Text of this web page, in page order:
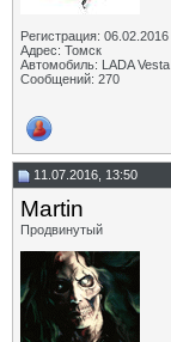
Регистрация: 06.02.2016
Адрес: Томск
Автомобиль: LADA Vesta
Сообщений: 270
11.07.2016, 13:50
Martin
Продвинутый